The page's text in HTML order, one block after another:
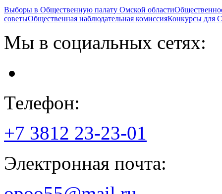
Выборы в Общественную палату Омской области
советыОбщественная наблюдательная комиссияКонкурсы
Мы в социальных сетях:
Телефон:
+7 3812 23-23-01
Электронная почта: